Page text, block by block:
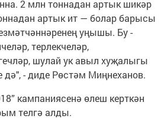
2 млн тоннадан артык шикәр
артык ит — болар барысы
уңышы. Бу -
терлекчеләр,
шулай ук авыл хуҗалыгы
дә", - диде Рөстәм Миңнеханов.
кампаниясенә өлеш керткән
телгә алды.